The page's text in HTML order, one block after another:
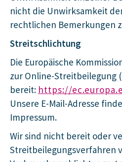
nicht die Unwirksamkeit
rechtlichen Bemerkungen
Streitschlichtung
Die Europäische
zur Online-Streitbeilegung
bereit: https://
Unsere E-Mail-Adresse
Impressum.
Wir sind nicht bereit oder
Streitbeilegungsverfahren